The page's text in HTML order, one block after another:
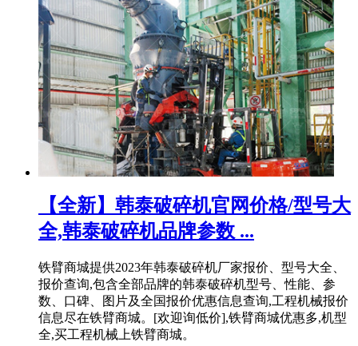
【全新】韩泰破碎机官网价格/型号大
全,韩泰破碎机品牌参数 ...
铁臂商城提供2023年韩泰破碎机厂家报价、型号大全、
报价查询,包含全部品牌的韩泰破碎机型号、性能、参
数、口碑、图片及全国报价优惠信息查询,工程机械报价
信息尽在铁臂商城。[欢迎询低价],铁臂商城优惠多,机型
全,买工程机械上铁臂商城。